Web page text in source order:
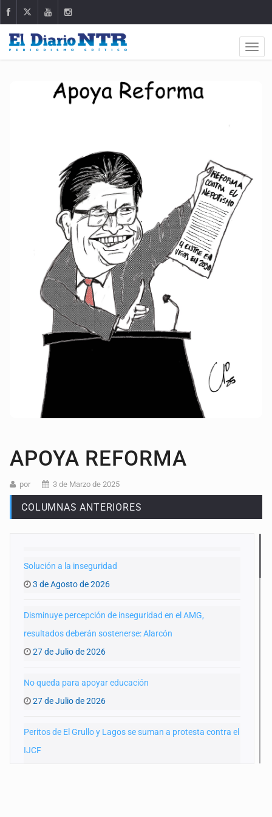
APOYA REFORMA
por 3 de Marzo de 2025
COLUMNAS ANTERIORES
Solución a la inseguridad
3 de Agosto de 2026
Disminuye percepción de inseguridad en el AMG,
resultados deberán sostenerse: Alarcón
27 de Julio de 2026
No queda para apoyar educación
27 de Julio de 2026
Peritos de El Grullo y Lagos se suman a protesta contra el
IJCF